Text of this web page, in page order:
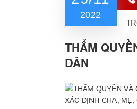
2022
THẨM
DÂN
XÁC ĐỊNH CHA, MẸ,